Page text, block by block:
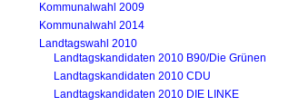
Kommunalwahl 2009
Kommunalwahl 2014
Landtagswahl 2010
Landtagskandidaten 2010 B90/Die Grünen
Landtagskandidaten 2010 CDU
Landtagskandidaten 2010 DIE LINKE